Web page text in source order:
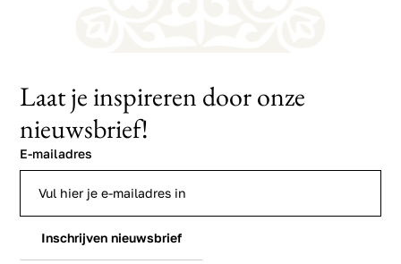
Laat je inspireren door onze
nieuwsbrief!
E-mailadres
Inschrijven nieuwsbrief